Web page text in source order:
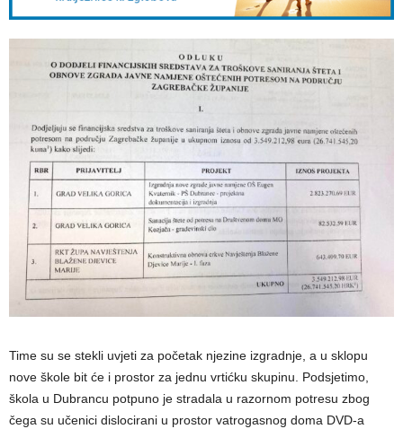
Time su se stekli uvjeti za početak njezine izgradnje, a u sklopu
nove škole bit će i prostor za jednu vrtićku skupinu. Podsjetimo,
škola u Dubrancu potpuno je stradala u razornom potresu zbog
čega su učenici dislocirani u prostor vatrogasnog doma DVD-a